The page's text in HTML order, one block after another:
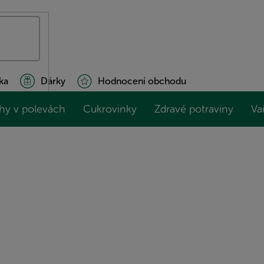
Dárky Hodnocení obchodu
v polevách Cukrovinky Zdravé potraviny